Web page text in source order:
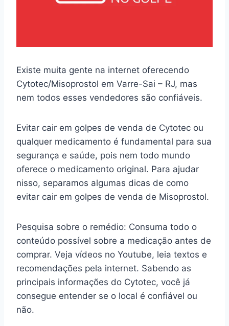
Existe muita gente na internet oferecendo
Cytotec/Misoprostol em Varre-Sai – RJ, mas
nem todos esses vendedores são confiáveis.
Evitar cair em golpes de venda de Cytotec ou
qualquer medicamento é fundamental para sua
segurança e saúde, pois nem todo mundo
oferece o medicamento original. Para ajudar
nisso, separamos algumas dicas de como
evitar cair em golpes de venda de Misoprostol.
Pesquisa sobre o remédio: Consuma todo o
conteúdo possível sobre a medicação antes de
comprar. Veja vídeos no Youtube, leia textos e
recomendações pela internet. Sabendo as
principais informações do Cytotec, você já
consegue entender se o local é confiável ou
não.